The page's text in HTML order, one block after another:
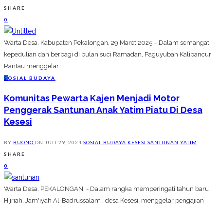
SHARE
0
Warta Desa, Kabupaten Pekalongan, 29 Maret 2025 – Dalam semangat
kepedulian dan berbagi di bulan suci Ramadan, Paguyuban Kalipancur
Rantau menggelar
S OSIAL BUDAYA
Komunitas Pewarta Kajen Menjadi Motor
Penggerak Santunan Anak Yatim Piatu Di Desa
Kesesi
BY BUONO ON JULI 29, 2024 SOSIAL BUDAYA KESESI SANTUNAN YATIM
SHARE
0
Warta Desa, PEKALONGAN, - Dalam rangka memperingati tahun baru
Hijriah, Jam'iyah Al-Badrussalam , desa Kesesi, menggelar pengajian